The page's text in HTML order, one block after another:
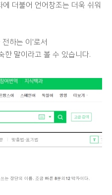
더불어 언어창조는 더욱 쉬워
하는 이'로서
한 말이라고 볼 수 있습니다.